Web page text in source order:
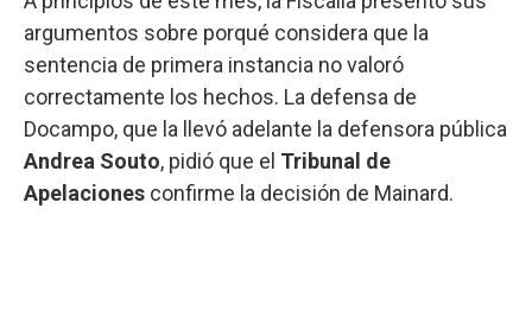
argumentos sobre porqué considera que la
sentencia de primera instancia no valoró
correctamente los hechos. La defensa de
Docampo, que la llevó adelante la defensora pública
Andrea Souto, pidió que el Tribunal de
Apelaciones confirme la decisión de Mainard.